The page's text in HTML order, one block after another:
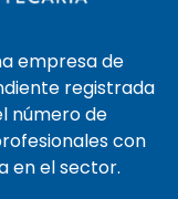
empresa de
registrada
número de
con
en el sector.